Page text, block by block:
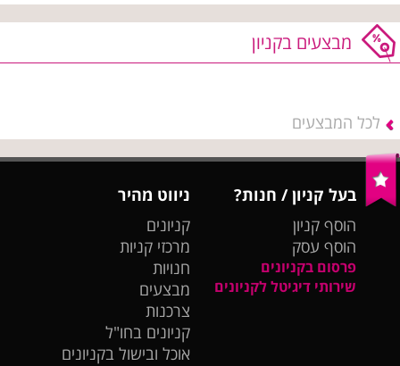
מבצעים בקניון
לכל המבצעים
בעל קניון / חנות?
הוסף קניון
הוסף עסק
פרסום בקניונים
שירותי דיגיטל לקניונים
ניווט מהיר
קניונים
מרכזי קניות
חנויות
מבצעים
צרכנות
קניונים בחו"ל
אוכל ובישול בקניונים